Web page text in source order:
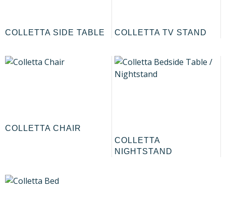
COLLETTA SIDE TABLE COLLETTA TV STAND
COLLETTA CHAIR
COLLETTA
NIGHTSTAND